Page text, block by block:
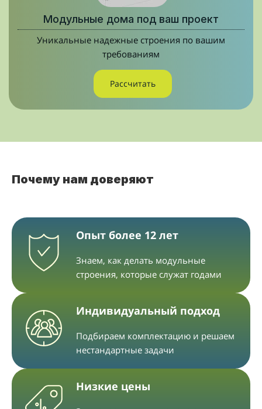
Модульные дома под ваш проект
Уникальные надежные строения по вашим
требованиям
Рассчитать
Почему нам доверяют
Опыт более 12 лет
Знаем, как делать модульные
строения, которые служат годами
Индивидуальный подход
Подбираем комплектацию и решаем
нестандартные задачи
Низкие цены